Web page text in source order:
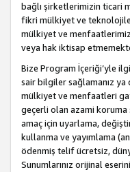
bağlı şirketlerimizin ticari
fikri mülkiyet ve
mülkiyet ve
veya hak iktisap
Bize Program İçeriği’yle
sair bilgiler sağlamanız
mülkiyet ve menfaatleri
geçerli olan azami koruma
amaç için uyarlama,
kullanma ve yayımlama
ödenmiş telif ücretsiz,
Sunumlarınız orijinal